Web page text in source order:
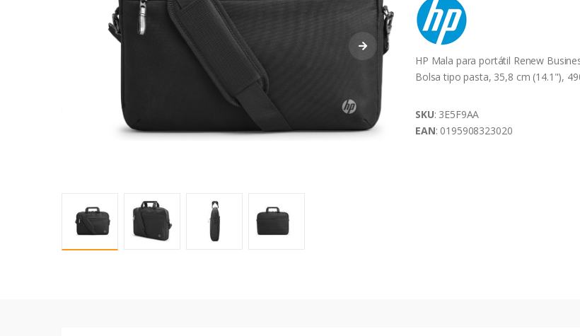
HP Mala para portátil Renew
Bolsa tipo pasta, 35,8 cm (14.1"),
SKU: 3E5F9AA
EAN: 0195908323020